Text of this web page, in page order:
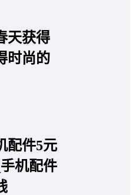
天获得
时尚的
配件5元
机配件